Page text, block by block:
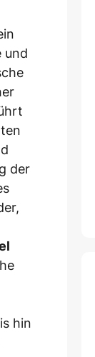
und
der
hin